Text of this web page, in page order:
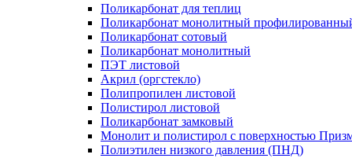
Поликарбонат для теплиц
Поликарбонат монолитный
Поликарбонат сотовый
Поликарбонат монолитный
ПЭТ листовой
Акрил (оргстекло)
Полипропилен листовой
Полистирол листовой
Поликарбонат замковый
Монолит и полистирол с поверхностью
Полиэтилен низкого давления (ПНД)